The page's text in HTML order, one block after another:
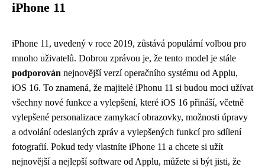
iPhone 11
iPhone 11, uvedený v roce 2019, zůstává populární volbou pro
mnoho uživatelů. Dobrou zprávou je, že tento model je stále
podporován nejnovější verzí operačního systému od Applu,
iOS 16. To znamená, že majitelé iPhonu 11 si budou moci užívat
všechny nové funkce a vylepšení, které iOS 16 přináší, včetně
vylepšené personalizace zamykací obrazovky, možnosti úpravy
a odvolání odeslaných zpráv a vylepšených funkcí pro sdílení
fotografií. Pokud tedy vlastníte iPhone 11 a chcete si užít
nejnovější a nejlepší software od Applu, můžete si být jisti, že